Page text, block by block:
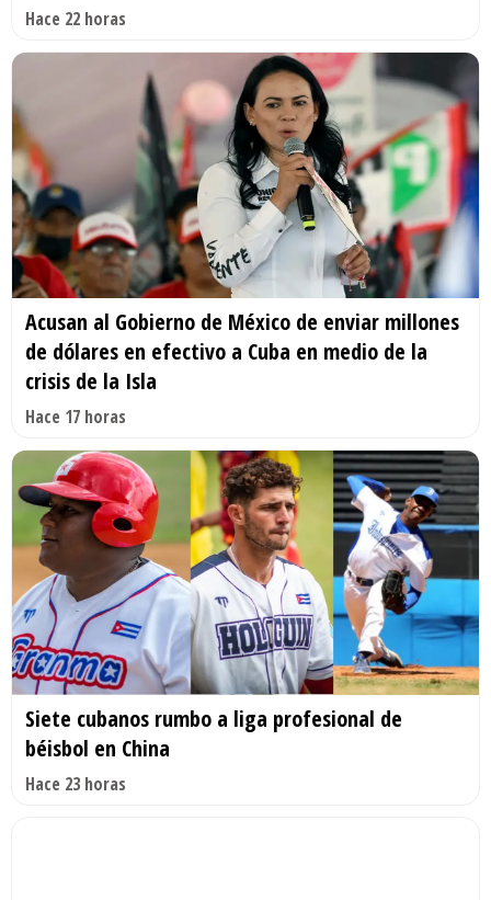
Hace 22 horas
Acusan al Gobierno de México de enviar millones
de dólares en efectivo a Cuba en medio de la
crisis de la Isla
Hace 17 horas
Siete cubanos rumbo a liga profesional de
béisbol en China
Hace 23 horas